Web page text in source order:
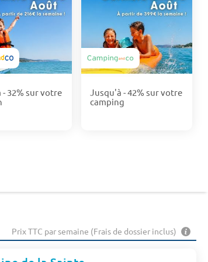
32% sur votre
Jusqu'à - 42% sur votre
camping
Prix TTC par semaine (Frais de dossier inclus)